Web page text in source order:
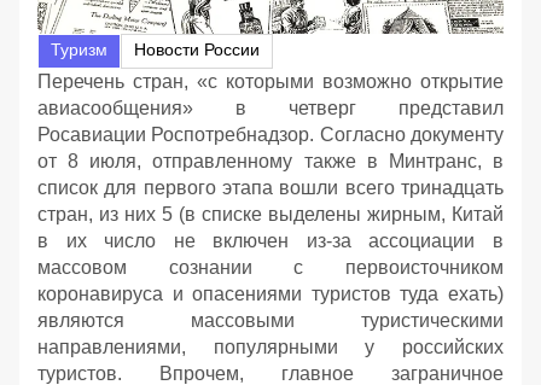
Туризм Новости России
Перечень стран, «с которыми возможно открытие
авиасообщения» в четверг представил
Росавиации Роспотребнадзор. Согласно документу
от 8 июля, отправленному также в Минтранс, в
список для первого этапа вошли всего тринадцать
стран, из них 5 (в списке выделены жирным, Китай
в их число не включен из-за ассоциации в
массовом сознании с первоисточником
коронавируса и опасениями туристов туда ехать)
являются массовыми туристическими
направлениями, популярными у российских
туристов. Впрочем, главное заграничное